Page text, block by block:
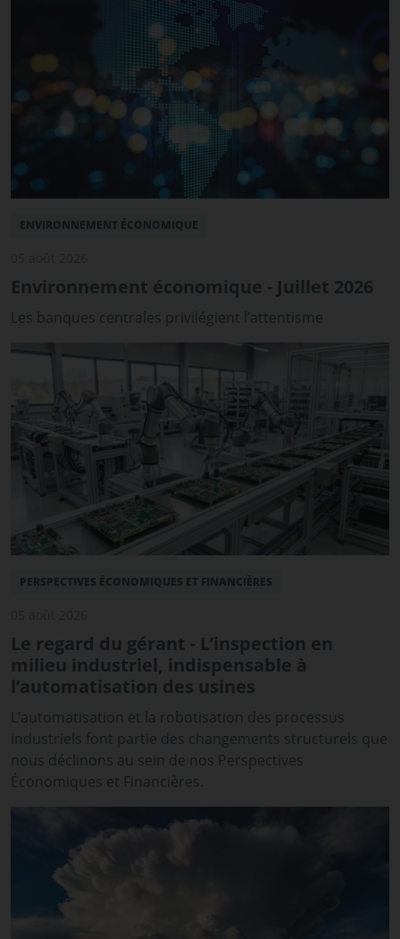
ENVIRONNEMENT ÉCONOMIQUE
Environnement économique - Juillet 2026
Les banques centrales privilégient l’attentisme
PERSPECTIVES ÉCONOMIQUES ET FINANCIÈRES
Le regard du gérant - L’inspection en
milieu industriel, indispensable à
l’automatisation des usines
L’automatisation et la robotisation des processus
industriels font partie des changements structurels que
nous déclinons au sein de nos Perspectives
Économiques et Financières.